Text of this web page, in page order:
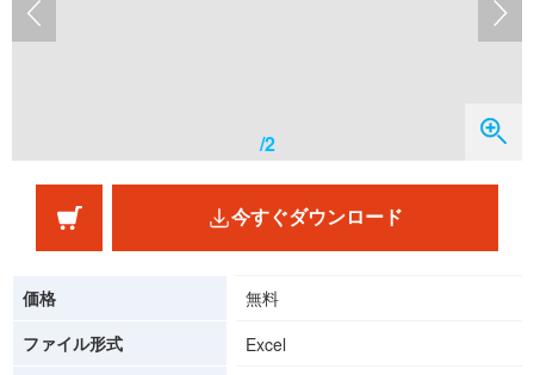
/2
今すぐダウンロード
価格
無料
ファイル形式
Excel